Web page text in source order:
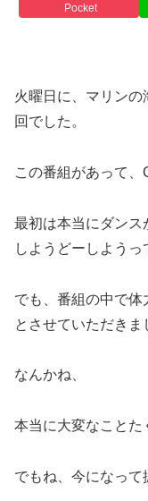
Pocket
火曜日に、マリン
回でした。
この番組があって、
最初は本当にダンス
しようどーしようっ
でも、番組の中で
とさせていただきま
なんかね、
本当に大変なことた
でもね、今になって